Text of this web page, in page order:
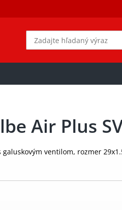
Air Plus
galuskovým ventilom, rozmer